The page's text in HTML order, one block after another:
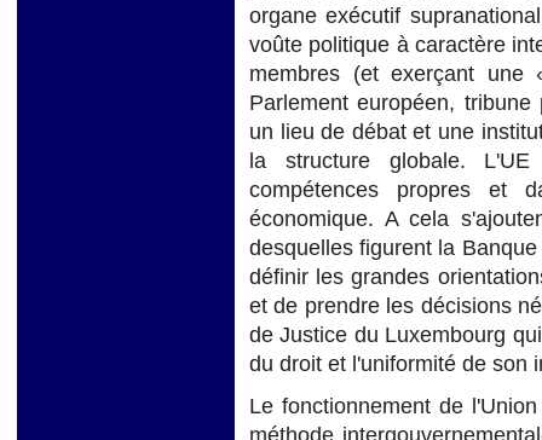
organe exécutif
voûte politique à caractère
membres (et exerçant une
Parlement européen,
un lieu de débat et une
la structure globale.
compétences propres et
économique. A cela
desquelles figurent la
définir les grandes
et de prendre les décisions
de Justice du Luxembourg
du droit et l'uniformité de son
Le fonctionnement de
méthode